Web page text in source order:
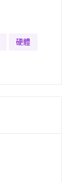
硬體